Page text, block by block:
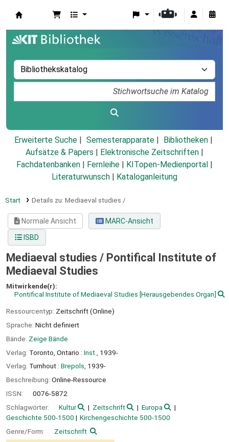
Erweiterte Suche Semesterapparate
Bibliotheken
Aufsätze & Papers
Elektronische Zeitschriften
Fachdatenbanken
Fernleihe KITopen-Medienportal
Literaturwunsch
Kataloganleitung
Start Details zu: Mediaeval studies /
Normale Ansicht
MARC-Ansicht
ISBD
Mediaeval studies / Pontifical Institute of
Mediaeval Studies
Mitwirkende(r):
Pontifical Institute of Mediaeval Studies [Herausgebendes Organ]
Ressourcentyp: Zeitschrift (Online)
Sprache: Nicht definiert
Bände: Zeige Bände
Verlag: Toronto, Ontario : Inst.,
1939-
Verlag: Turnhout : Brepols, 1939-
Beschreibung: Online-Ressource
ISSN:
0076-5872
Schlagwörter:
Kultur Zeitschrift
Europa
Geschichte 500-1500
Kirchengeschichte 500-1500
Genre/Form:
Zeitschrift